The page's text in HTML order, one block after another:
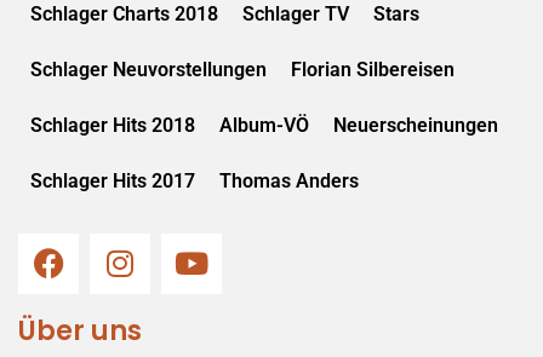
Schlager Charts 2018 Schlager TV Stars
Schlager Neuvorstellungen Florian Silbereisen
Schlager Hits 2018 Album-VÖ Neuerscheinungen
Schlager Hits 2017 Thomas Anders
Über uns